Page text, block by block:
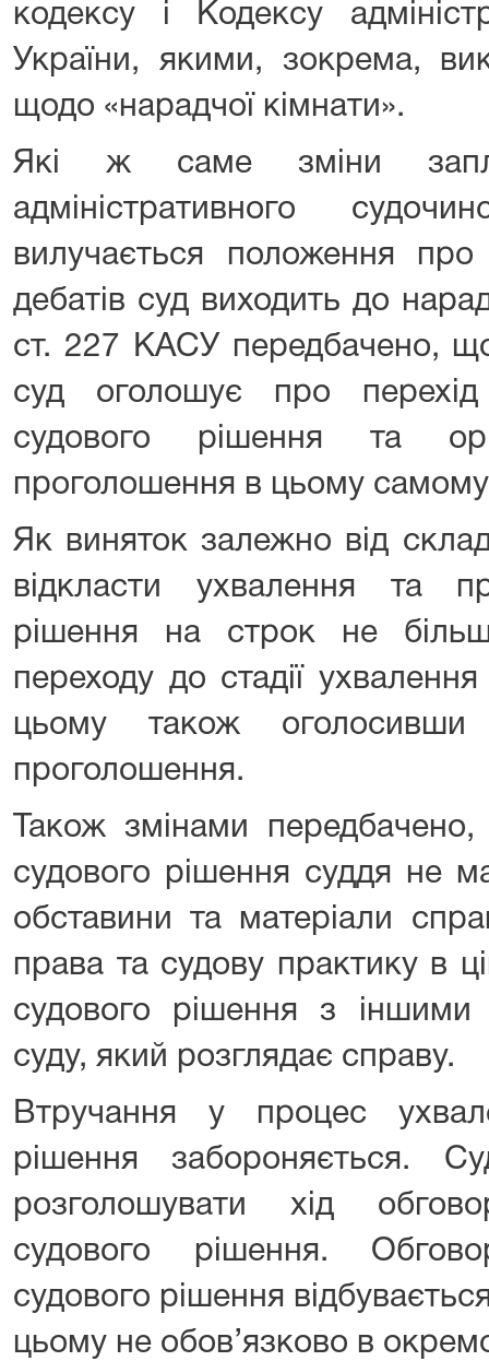
кодексу і Кодексу
України, якими, зокрема,
щодо «нарадчої кімнати».
Які ж саме зміни
адміністративного
вилучається положення
дебатів суд виходить до
ст. 227 КАСУ передбачено, що
суд оголошує про перехід
судового рішення та
проголошення в цьому самому
Як виняток залежно від
відкласти ухвалення та
рішення на строк не
переходу до стадії
цьому також
проголошення.
Також змінами
судового рішення суддя не
обставини та матеріали
права та судову практику в
судового рішення з
суду, який розглядає справу.
Втручання у процес
рішення забороняється.
розголошувати хід
судового рішення.
судового рішення
цьому не обов’язково в